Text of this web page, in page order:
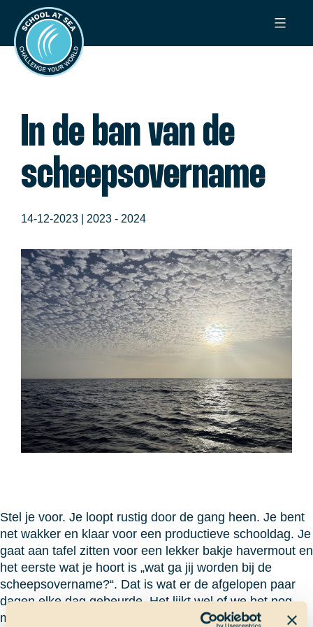
naar
inhoud
School
at
Sea
In de ban van de
scheepsovername
14-12-2023 | 2023 - 2024
Stel je voor. Je loopt rustig door de gang heen. Je bent
net wakker en klaar voor een productieve schooldag. Je
gaat aan tafel zitten voor een lekker bakje havermout en
het eerste wat je hoort is „wat ga jij worden bij de
scheepsovername?“. Dat is wat er de afgelopen paar
dagen elke dag gebeurde. Het lijkt wel of we het nog
maar over een ding kunnen hebben. Ik moet eerlijk